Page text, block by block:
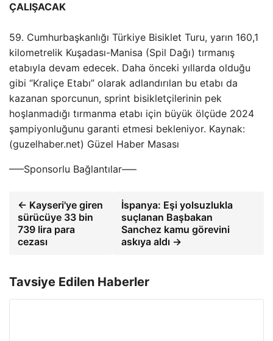
ÇALIŞACAK
59. Cumhurbaşkanlığı Türkiye Bisiklet Turu, yarın 160,1
kilometrelik Kuşadası-Manisa (Spil Dağı) tırmanış
etabıyla devam edecek. Daha önceki yıllarda olduğu
gibi “Kraliçe Etabı” olarak adlandırılan bu etabı da
kazanan sporcunun, sprint bisikletçilerinin pek
hoşlanmadığı tırmanma etabı için büyük ölçüde 2024
şampiyonluğunu garanti etmesi bekleniyor. Kaynak:
(guzelhaber.net) Güzel Haber Masası
—–Sponsorlu Bağlantılar—–
← Kayseri'ye giren
sürücüye 33 bin
739 lira para
cezası
İspanya: Eşi yolsuzlukla
suçlanan Başbakan
Sanchez kamu görevini
askıya aldı →
Tavsiye Edilen Haberler